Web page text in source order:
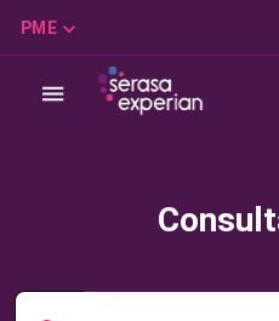
PME